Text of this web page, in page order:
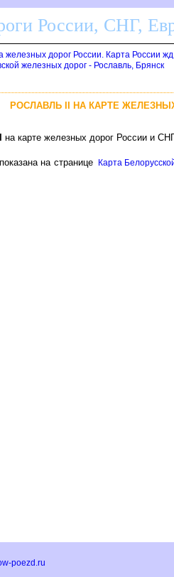
России, СНГ,
железных дорог России. Карта России
железных дорог - Рославль, Брянск
РОСЛАВЛЬ II НА КАРТЕ
на карте железных дорог России и
на странице Карта
poezd.ru